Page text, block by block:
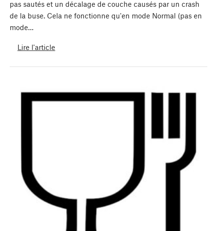
pas sautés et un décalage de couche causés par un crash
de la buse. Cela ne fonctionne qu'en mode Normal (pas en
mode…
Lire l'article